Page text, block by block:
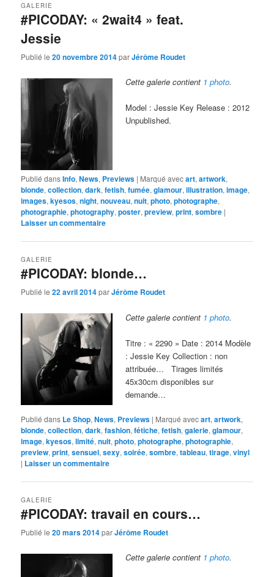
#PICODAY: « 2wait4 » feat.
Jessie
GALERIE
Publié le20 novembre 2014parJérôme Roudet
Cette galerie contient 1 photo.
Model : Jessie Key Release : 2012
Unpublished.
Publié dansInfo,News, Previews | Marqué avecart,artwork,
blonde,collection,dark,fetish,fumée,glamour,illustration,image,
images,kyesos,night,nouveau,nuit,photo,photographe,
photographie,photography,poster,preview,print,sombre |
Laisser un commentaire
#PICODAY: blonde…
GALERIE
Publié le22 avril 2014parJérôme Roudet
Cette galerie contient 1 photo.
Titre : « 2290 » Date : 2014 Modèle
: Jessie Key Collection : non
attribuée… Tirages limités
45x30cm disponibles sur
demande…
Publié dans Le Shop,News, Previews | Marqué avecart,artwork,
blonde,collection,dark,fashion,fétiche,fetish,galerie,glamour,
image,kyesos,limité,nuit,photo,photographe,photographie,
preview,print,sensuel,sexy,soirée,sombre,tableau,tirage,vinyl
| Laisser un commentaire
#PICODAY: travail en cours…
GALERIE
Publié le20 mars 2014parJérôme Roudet
Cette galerie contient 1 photo.